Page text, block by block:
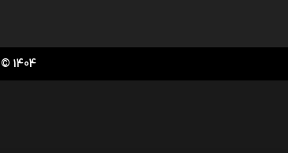
1404 © انتشار مطالب ” پک تول ” تنها با کسب اجازه کتبی از مدیریت، میسر می باشد.